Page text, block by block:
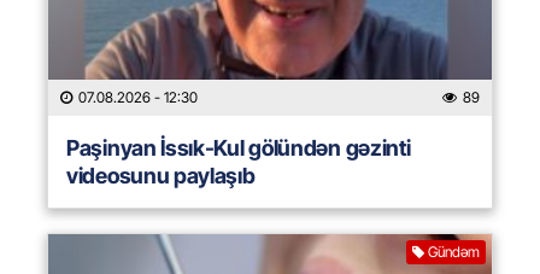
07.08.2026 - 12:30 89
Paşinyan İssık-Kul gölündən gəzinti
videosunu paylaşıb
Gündəm